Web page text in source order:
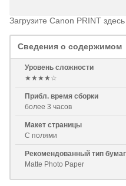
Загрузите Canon PRINT здесь
Сведения о содержимом
Уровень сложности
★★★★☆
Прибл. время сборки
более 3 часов
Макет страницы
С полями
Рекомендованный тип
Matte Photo Paper